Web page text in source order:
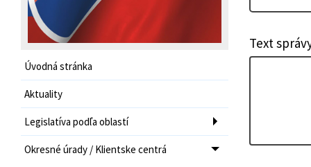
Úvodná stránka
Aktuality
Legislatíva podľa oblastí
Okresné úrady / Klientske centrá
Text